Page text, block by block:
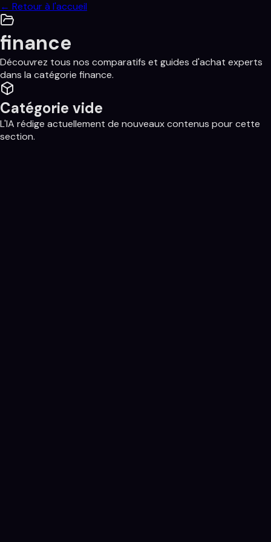
← Retour à l'accueil
finance
Découvrez tous nos comparatifs et guides d'achat experts
dans la catégorie finance.
Catégorie vide
L'IA rédige actuellement de nouveaux contenus pour cette
section.